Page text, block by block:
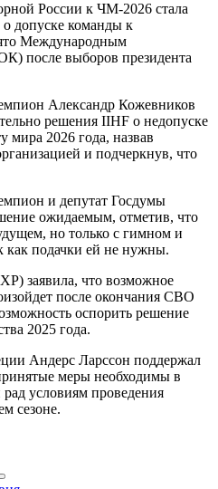
России к ЧМ-2026 стала
о допуске команды к
Международным
после выборов президента
Александр Кожевников
решения IIHF о недопуске
мира 2026 года, назвав
и подчеркнув, что
и депутат Госдумы
ожидаемым, отметив, что
но только с гимном и
как подачки ей не нужны.
заявила, что возможное
после окончания СВО
оспорить решение
2025 года.
Андерс Ларссон поддержал
меры необходимы в
условиям проведения
сезоне.